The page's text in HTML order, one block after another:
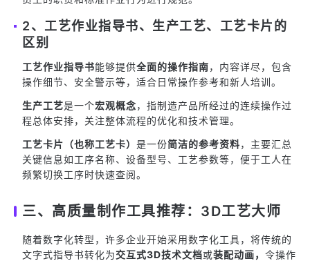
2、工艺作业指导书、生产工艺、工艺卡片的
区别
工艺作业指导书能够提供全面的操作指南，内容详尽，包含
操作细节、安全警示等，适合日常操作参考和新人培训。
生产工艺是一个宏观概念，指制造产品所经过的连续操作过
程总体安排，关注整体流程的优化和技术管理。
工艺卡片（也称工艺卡） 是一份简洁的参考资料，主要汇总
关键信息如工序名称、设备型号、工艺参数等，便于工人在
频繁切换工序时快速查阅。
三、高质量制作工具推荐：3D工艺大师
随着数字化转型，许多企业开始采用数字化工具，将传统的
文字式指导书转化为交互式3D技术文档或装配动画， 令操作